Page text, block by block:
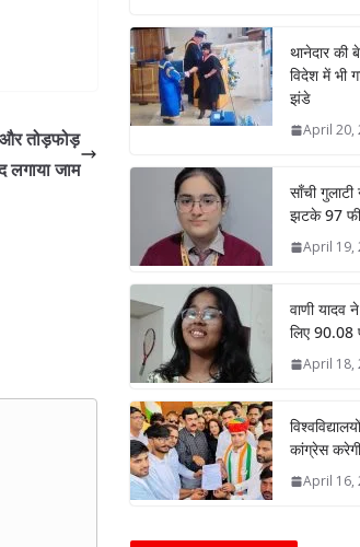
और तोड़फोड़
लगाया जाम
at
s
A
p
p
e
b
o
o
k
er e
dI
n
थानेदार की
विदेश में भी
झंडे
April 20,
साँची
झटके 97
April 19,
वाणी यादव
लिए 90.08
April 18,
कांग्रेस
April 16,